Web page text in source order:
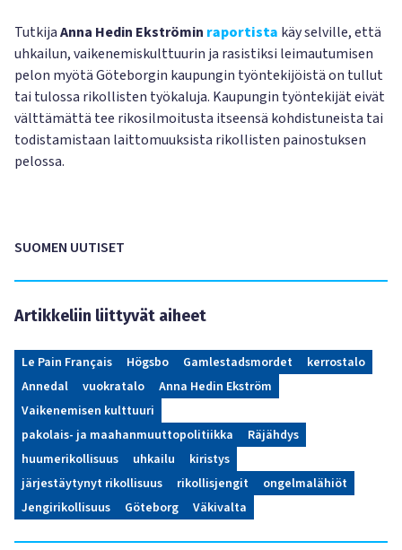
TutkijaAnna Hedin Ekströmin raportista käy selville, että
uhkailun, vaikenemiskulttuurin ja rasistiksi leimautumisen
pelon myötä Göteborgin kaupungin työntekijöistä on tullut
tai tulossa rikollisten työkaluja. Kaupungin työntekijät eivät
välttämättä tee rikosilmoitusta itseensä kohdistuneista tai
todistamistaan laittomuuksista rikollisten painostuksen
pelossa.
SUOMEN UUTISET
Artikkeliin liittyvät aiheet
Le Pain Français Högsbo Gamlestadsmordet
kerrostalo
Annedal
vuokratalo
Anna Hedin Ekström
Vaikenemisen kulttuuri
pakolais- ja maahanmuuttopolitiikka
Räjähdys
huumerikollisuus
uhkailu
kiristys
järjestäytynyt rikollisuus
rikollisjengit
ongelmalähiöt
Jengirikollisuus
Göteborg Väkivalta